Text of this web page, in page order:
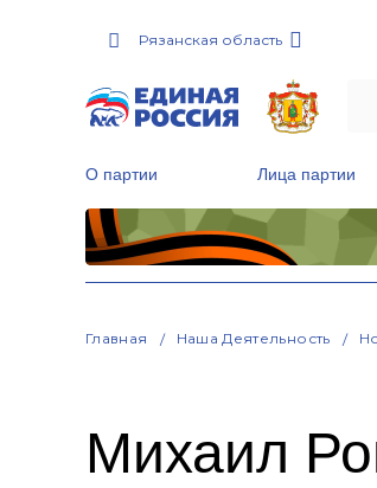
Рязанская область
О партии Лица партии
Главная Наша Деятельность
Михаил